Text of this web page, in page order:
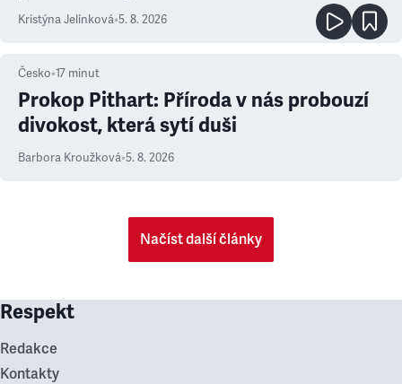
Kristýna Jelínková•5. 8. 2026
Česko•17 minut
Prokop Pithart: Příroda v nás probouzí
divokost, která sytí duši
Barbora Kroužková•5. 8. 2026
Načíst další články
Respekt
Redakce
Kontakty